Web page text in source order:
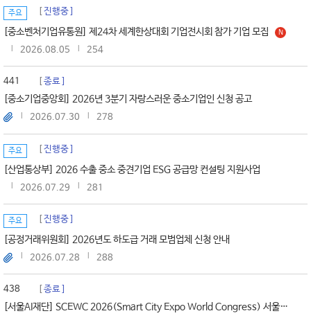
주요 진행중
[중소벤처기업유통원] 제24차 세계한상대회 기업전시회 참가 기업 모집 N
2026.08.05 254
441 종료
[중소기업중앙회] 2026년 3분기 자랑스러운 중소기업인 신청 공고
2026.07.30 278
주요 진행중
[산업통상부] 2026 수출 중소 중견기업 ESG 공급망 컨설팅 지원사업
2026.07.29 281
주요 진행중
[공정거래위원회] 2026년도 하도급 거래 모범업체 신청 안내
2026.07.28 288
438 종료
[서울AI재단] SCEWC 2026(Smart City Expo World Congress) 서울관 참여기업 모집